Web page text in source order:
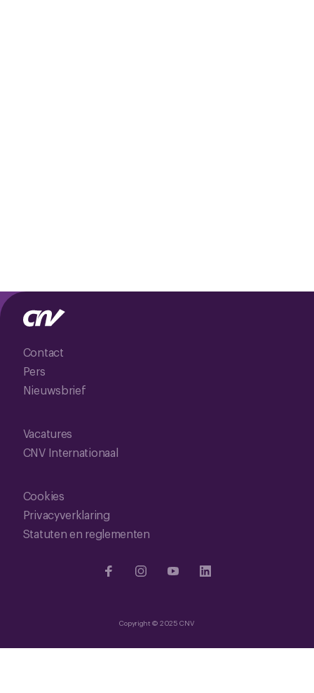
Contact
Pers
Nieuwsbrief
Vacatures
CNV Internationaal
Cookies
Privacyverklaring
Statuten en reglementen
Copyright © 2025 CNV